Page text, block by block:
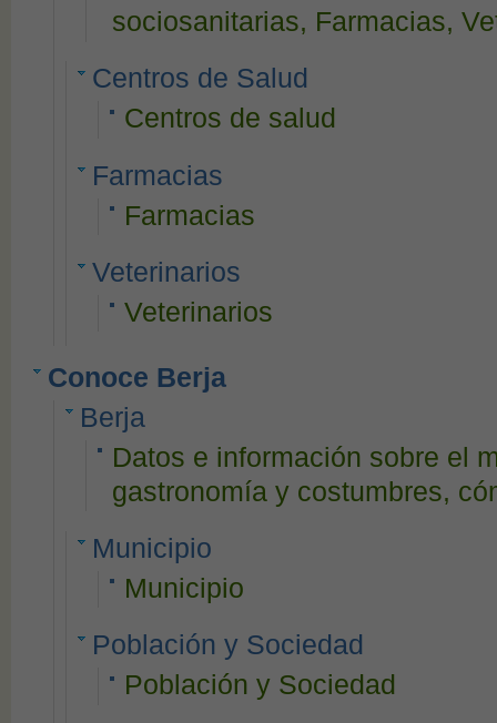
sociosanitarias, Farmacias,
Centros de Salud
Centros de salud
Farmacias
Farmacias
Veterinarios
Veterinarios
Conoce Berja
Berja
Datos e información sobre el
gastronomía y costumbres,
Municipio
Municipio
Población y Sociedad
Población y Sociedad